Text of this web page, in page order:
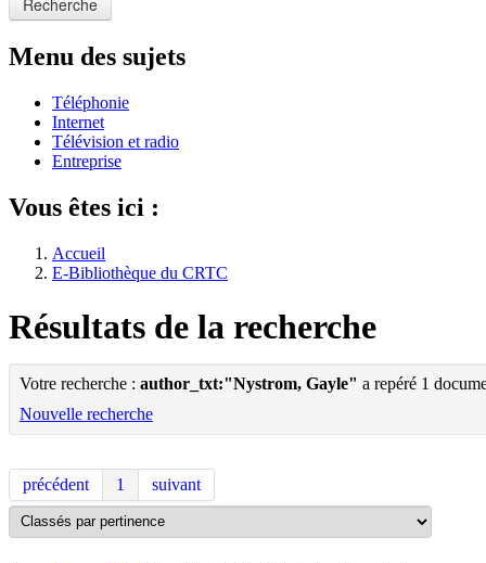
Recherche
Menu des sujets
Téléphonie
Internet
Télévision et radio
Entreprise
Vous êtes ici :
Accueil
E-Bibliothèque du CRTC
Résultats de la recherche
Votre recherche : author_txt:"Nystrom, Gayle" a repéré 1
Nouvelle recherche
précédent 1 suivant